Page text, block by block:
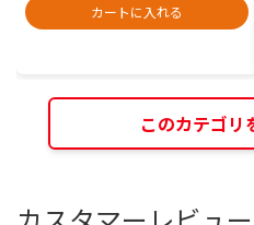
カートに入れる
このカテゴリ